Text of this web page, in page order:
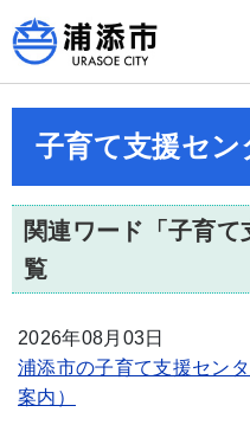
子育て支援セン
関連ワード「子育
覧
2026年08月03日
浦添市の子育て支援セン
案内）